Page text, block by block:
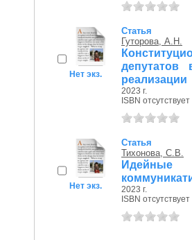
Нет экз.
Статья
Гуторова, А.Н.
реализации
2023 г.
ISBN отсутствует
Нет экз.
Статья
Тихонова, С.В.
2023 г.
ISBN отсутствует